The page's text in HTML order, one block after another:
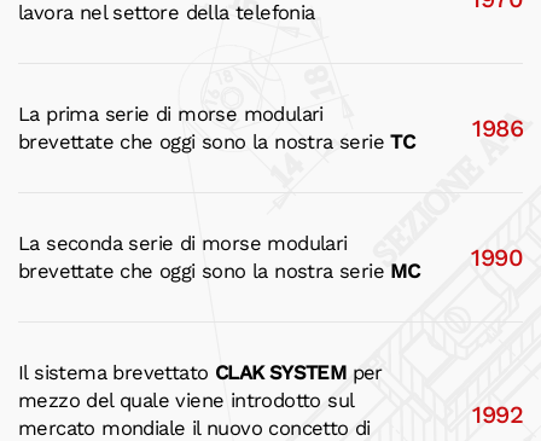
lavora nel settore della telefonia
La prima serie di morse modulari
brevettate che oggi sono la nostra serieTC 1986
La seconda serie di morse modulari
brevettate che oggi sono la nostra serie MC 1990
Il sistema brevettato CLAK SYSTEMper
mezzo del quale viene introdotto sul
mercato mondiale il nuovo concetto di
1992